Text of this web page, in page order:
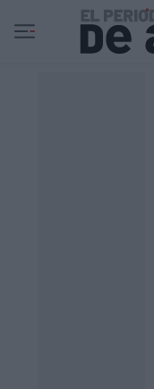
Ir al contenido principal